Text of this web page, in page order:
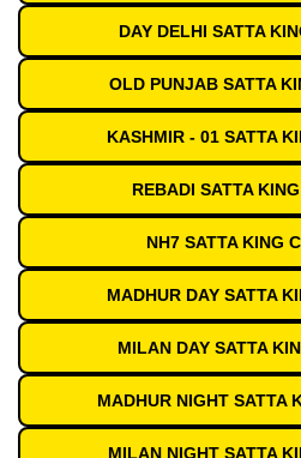
DAY DELHI SATTA
OLD PUNJAB SATTA
KASHMIR - 01 SATTA
REBADI SATTA
NH7 SATTA KING
MADHUR DAY SATTA
MILAN DAY SATTA
MADHUR NIGHT SATTA
MILAN NIGHT SATTA